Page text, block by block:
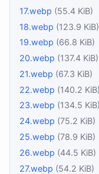
17.webp (55.4 KiB)
18.webp (123.9 KiB)
19.webp (66.8 KiB)
20.webp (137.4 KiB)
21.webp (67.3 KiB)
22.webp (140.2 KiB)
23.webp (134.5 KiB)
24.webp (75.2 KiB)
25.webp (78.9 KiB)
26.webp (44.5 KiB)
27.webp (54.2 KiB)